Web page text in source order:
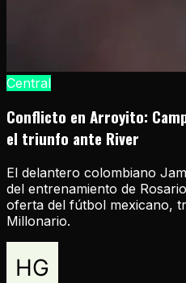
Central
Conflicto en Arroyito:
el triunfo ante River
El delantero colombiano
del entrenamiento de
oferta del fútbol mexicano,
Millonario.